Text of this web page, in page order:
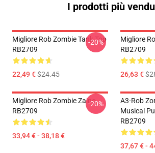
I prodotti più
Migliore Rob Zombie Tank Top
RB2709
22,49 €$24.45
-20%
Migliore
RB2709
26,63 €
Migliore Rob Zombie Zaino
RB2709
33,94 € - 38,18 €
-20%
A3-Rob
Musical
RB2709
37,67 € -